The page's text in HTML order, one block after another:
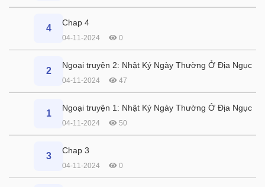
4
Chap 4
04-11-2024 0
2
Ngoại truyện 2: Nhật Ký Ngày Thường Ở Địa Ngục
04-11-2024 47
1
Ngoại truyện 1: Nhật Ký Ngày Thường Ở Địa Ngục
04-11-2024 50
3
Chap 3
04-11-2024 0